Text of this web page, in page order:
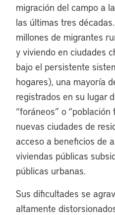
migración del campo a
las últimas tres
millones de migrantes
y viviendo en ciudades
bajo el persistente
hogares), una mayoría
registrados en su lugar
“foráneos” o “población
nuevas ciudades de
acceso a beneficios de
viviendas públicas
públicas urbanas.
Sus dificultades se
altamente